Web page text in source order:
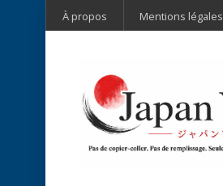
À propos Mentions légales